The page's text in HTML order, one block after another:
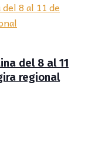
del 8 al 11
regional